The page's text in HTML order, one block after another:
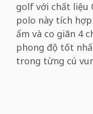
golf với chất liệu
polo này tích
ẩm và co giãn 4
phong độ tốt
trong từng cú